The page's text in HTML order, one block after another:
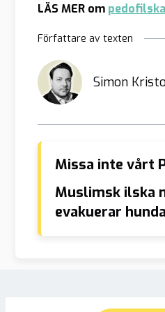
LÄS MER om
Författare av texten
Simon
Missa inte vårt
Muslimsk ilska
evakuerar